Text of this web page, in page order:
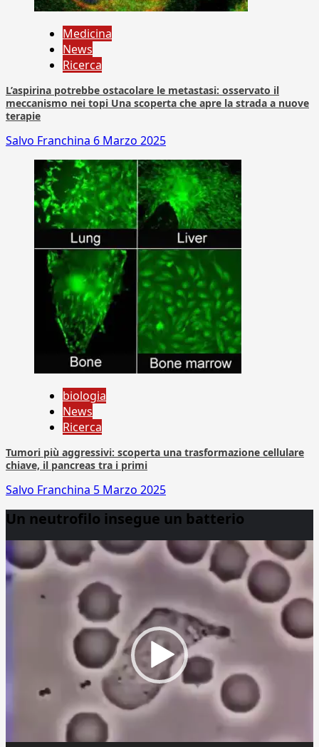
Medicina
News
Ricerca
L’aspirina potrebbe ostacolare le metastasi: osservato il
meccanismo nei topi Una scoperta che apre la strada a nuove
terapie
Salvo Franchina 6 Marzo 2025
biologia
News
Ricerca
Tumori più aggressivi: scoperta una trasformazione cellulare
chiave, il pancreas tra i primi
Salvo Franchina 5 Marzo 2025
Un neutrofilo insegue un batterio
Player